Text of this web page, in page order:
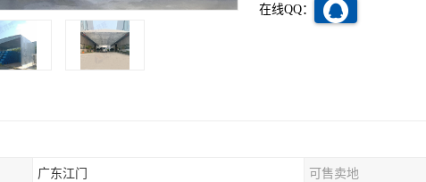
在线QQ：
广东江门 可售卖地